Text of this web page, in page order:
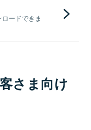
ードできま
さま向け